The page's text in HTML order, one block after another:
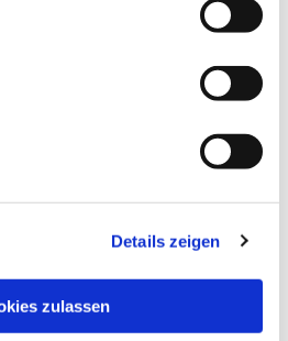
Details zeigen
zulassen
auch interessieren